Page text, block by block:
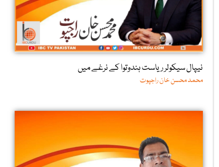
نیپال سیکولر ریاست ہندوتوا کے نرغے میں
محمد محسن خان راجپوت